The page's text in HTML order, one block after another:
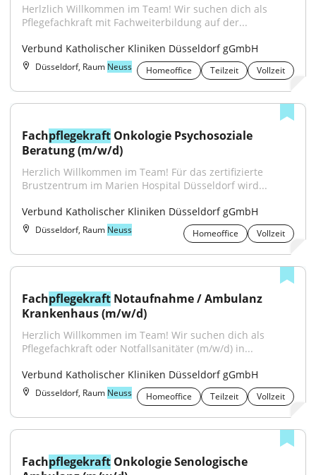
Herlzlich Willkommen im Team! Wir suchen dich als
Pflegefachkraft mit Fachweiterbildung auf der...
Verbund Katholischer Kliniken Düsseldorf gGmbH
Düsseldorf, Raum Neuss Homeoffice Teilzeit Vollzeit
Fachpflegekraft Onkologie Psychosoziale
Beratung (m/w/d)
Herzlich Willkommen im Team! Für das zertifizierte
Brustzentrum im Marien Hospital Düsseldorf wird...
Verbund Katholischer Kliniken Düsseldorf gGmbH
Düsseldorf, Raum Neuss Homeoffice Vollzeit
Fachpflegekraft Notaufnahme / Ambulanz
Krankenhaus (m/w/d)
Herzlich Willkommen im Team! Wir suchen dich als
Pflegefachkraft oder Notfallsanitäter (m/w/d) in...
Verbund Katholischer Kliniken Düsseldorf gGmbH
Düsseldorf, Raum Neuss Homeoffice Teilzeit Vollzeit
Fachpflegekraft Onkologie Senologische